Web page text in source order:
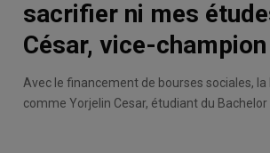
sacrifier ni mes
César, vice-
Avec le financement de bourses sociales,
comme Yorjelin Cesar, étudiant du